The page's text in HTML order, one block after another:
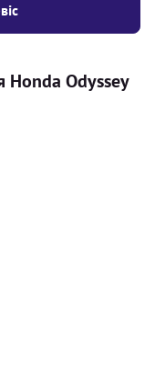
Honda Odyssey